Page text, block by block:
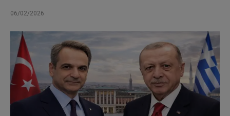
06/02/2026